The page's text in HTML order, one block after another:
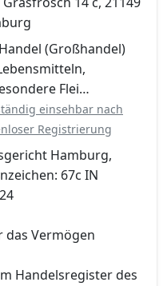
(Großhandel)
Flei…
einsehbar nach
Registrierung
Hamburg,
67c IN
das Vermögen
Handelsregister des